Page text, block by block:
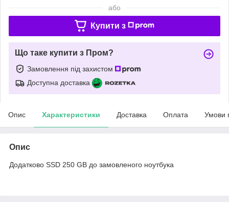
або
Купити з
Що таке купити з Пром?
Замовлення під захистом
Доступна доставка
Опис Характеристики Доставка Оплата Умови
Опис
Додатково SSD 250 GB до замовленого ноутбука